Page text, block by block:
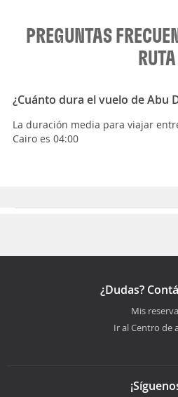
PREGUNTAS
RUTA
¿Cuánto dura el vuelo de Abu
La duración media para viajar
Cairo es 04:00
¿Dudas?
Mis
Ir al Centro de